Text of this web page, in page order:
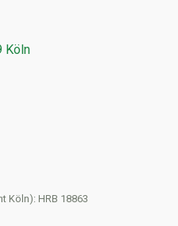
Köln
Köln): HRB 18863